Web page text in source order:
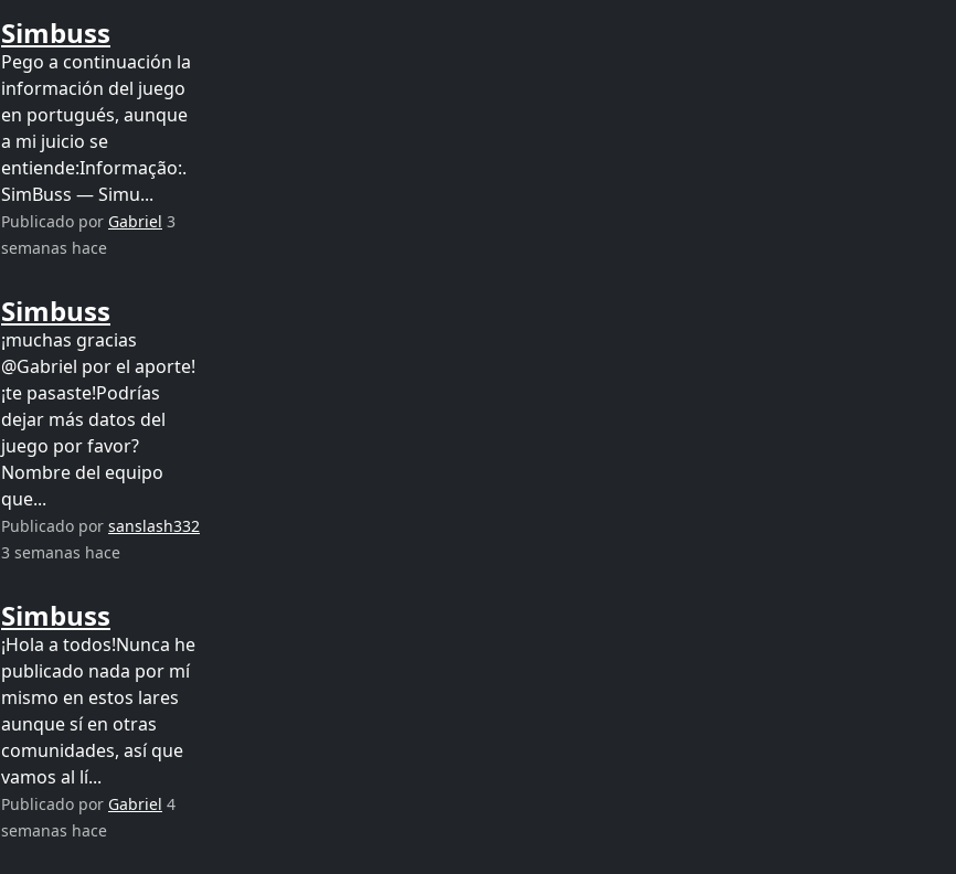
Simbuss
Pego a continuación la
información del juego
en portugués, aunque
a mi juicio se
entiende:Informação:.
SimBuss — Simu...
Publicado por Gabriel 3
semanas hace
Simbuss
¡muchas gracias
@Gabriel por el aporte!
¡te pasaste!Podrías
dejar más datos del
juego por favor?
Nombre del equipo
que...
Publicado por sanslash332
3 semanas hace
Simbuss
¡Hola a todos!Nunca he
publicado nada por mí
mismo en estos lares
aunque sí en otras
comunidades, así que
vamos al lí...
Publicado por Gabriel 4
semanas hace